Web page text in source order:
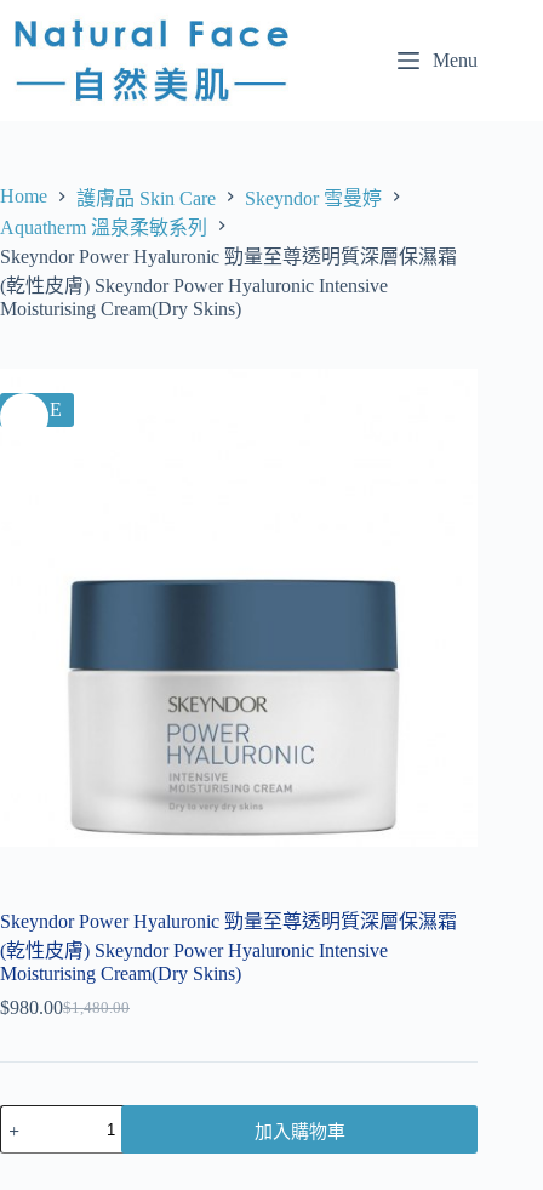
Menu
Home 護膚品 Skin Care
Skeyndor 雪曼婷
Aquatherm 溫泉柔敏系列
Skeyndor Power Hyaluronic 勁量至尊透明質深層保濕霜
(乾性皮膚) Skeyndor Power Hyaluronic Intensive
Moisturising Cream(Dry Skins)
SALE
Skeyndor Power Hyaluronic 勁量至尊透明質深層保濕霜
(乾性皮膚) Skeyndor Power Hyaluronic Intensive
Moisturising Cream(Dry Skins)
$1,480.00
$980.00
加入購物車